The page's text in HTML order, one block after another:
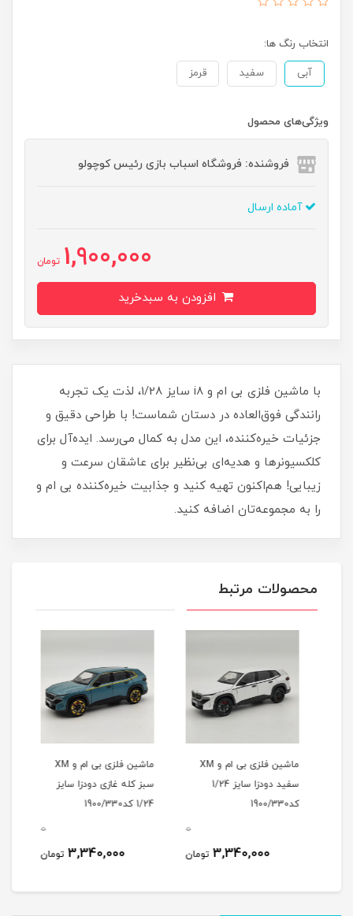
انتخاب رنگ ها:
آبی سفید قرمز
ویژگی‌های محصول
فروشنده: فروشگاه اسباب بازی رئیس کوچولو
آماده ارسال
1,900,000 تومان
با ماشین فلزی بی ام و i8 سایز 1/28، لذت یک تجربه
رانندگی فوق‌العاده در دستان شماست! با طراحی دقیق و
جزئیات خیره‌کننده، این مدل به کمال می‌رسد. ایده‌آل برای
کلکسیونرها و هدیه‌ای بی‌نظیر برای عاشقان سرعت و
زیبایی! هم‌اکنون تهیه کنید و جذابیت خیره‌کننده بی ام و
را به مجموعه‌تان اضافه کنید.
محصولات مرتبط
ماشین فلزی بی ام و XM
سفید دودزا سایز 1/24
کد1900/330
3,340,000 تومان
ماشین فلزی بی ام و XM
سبز کله غازی دودزا سایز
1/24 کد1900/330
3,340,000 تومان